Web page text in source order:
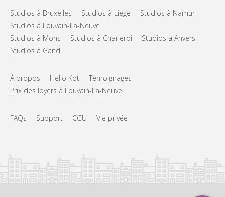
Studios à Bruxelles Studios à Liège
Studios à Namur
Studios à Louvain-La-Neuve
Studios à Mons
Studios à Charleroi
Studios à Anvers
Studios à Gand
À propos Hello Kot
Témoignages
Prix des loyers à Louvain-La-Neuve
FAQs Support CGU Vie privée